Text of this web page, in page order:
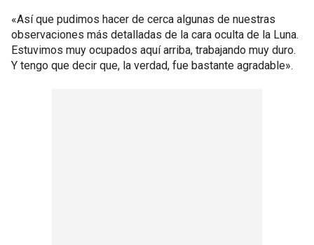
«Así que pudimos hacer de cerca algunas de nuestras
observaciones más detalladas de la cara oculta de la Luna.
Estuvimos muy ocupados aquí arriba, trabajando muy duro.
Y tengo que decir que, la verdad, fue bastante agradable».